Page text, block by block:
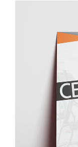
Certificaten/
Doordruksets
Enveloppen